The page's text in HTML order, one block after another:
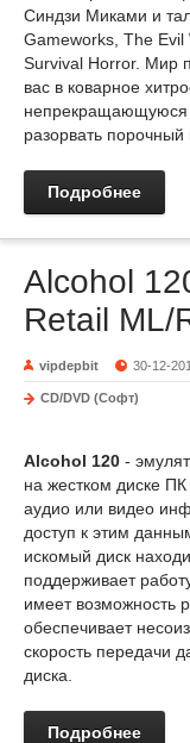
Синдзи Миками и
Gameworks, The
Survival Horror. Мир
вас в коварное
непрекращающуюся
разорвать порочный
Подробнее
Alcohol
Retail ML/
vipdepbit 30-12-
CD/DVD (Софт)
Alcohol 120 -
на жестком диске
аудио или видео
доступ к этим
искомый диск
поддерживает
имеет возможность
обеспечивает
скорость передачи
диска.
Подробнее